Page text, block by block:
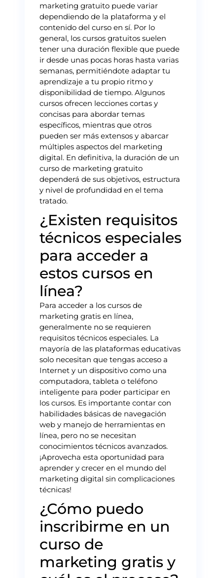
marketing gratuito puede variar
dependiendo de la plataforma y el
contenido del curso en sí. Por lo
general, los cursos gratuitos suelen
tener una duración flexible que puede
ir desde unas pocas horas hasta varias
semanas, permitiéndote adaptar tu
aprendizaje a tu propio ritmo y
disponibilidad de tiempo. Algunos
cursos ofrecen lecciones cortas y
concisas para abordar temas
específicos, mientras que otros
pueden ser más extensos y abarcar
múltiples aspectos del marketing
digital. En definitiva, la duración de un
curso de marketing gratuito
dependerá de sus objetivos, estructura
y nivel de profundidad en el tema
tratado.
¿Existen requisitos
técnicos especiales
para acceder a
estos cursos en
línea?
Para acceder a los cursos de
marketing gratis en línea,
generalmente no se requieren
requisitos técnicos especiales. La
mayoría de las plataformas educativas
solo necesitan que tengas acceso a
Internet y un dispositivo como una
computadora, tableta o teléfono
inteligente para poder participar en
los cursos. Es importante contar con
habilidades básicas de navegación
web y manejo de herramientas en
línea, pero no se necesitan
conocimientos técnicos avanzados.
¡Aprovecha esta oportunidad para
aprender y crecer en el mundo del
marketing digital sin complicaciones
técnicas!
¿Cómo puedo
inscribirme en un
curso de
marketing gratis y